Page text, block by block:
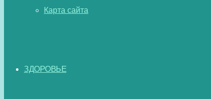
Карта сайта
ЗДОРОВЬЕ